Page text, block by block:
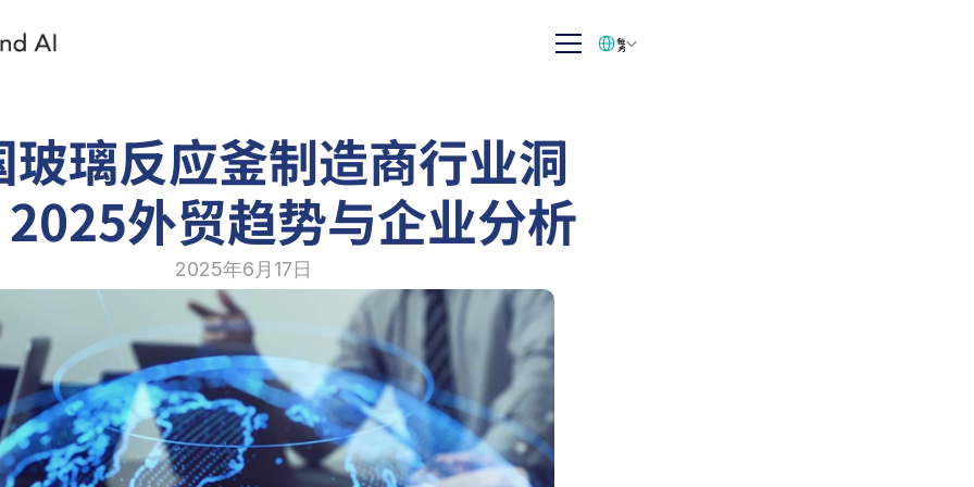
玻璃反应釜制造商行业洞
外贸趋势与企业分析
2025年6月17日
繁体中文